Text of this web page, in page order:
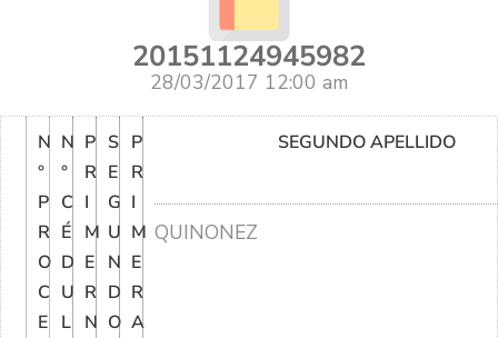
20151124945982
28/03/2017 12:00 am
N
°
P
R
O
C
E
N
°
C
É
D
U
L
P
R
I
M
E
R
N
S
E
G
U
N
D
O
P
R
I
M
E
R
A
SEGUNDO APELLIDO
QUINONEZ